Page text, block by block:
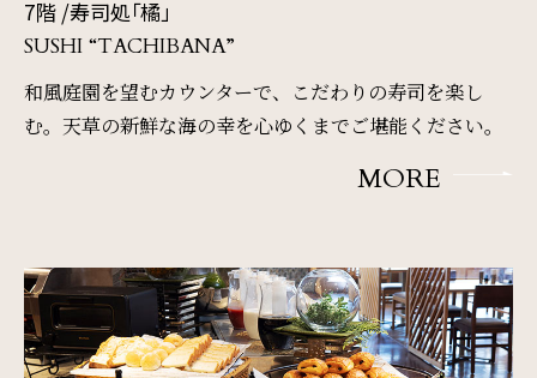
チェックイン日 - チェックアウト日
ご利用部屋数
7階 /寿司処「橘」
SUSHI “TACHIBANA”
和風庭園を望むカウンターで、こだわりの寿司を楽し
む。 天草の新鮮な海の幸を心ゆくまでご堪能ください。
MORE